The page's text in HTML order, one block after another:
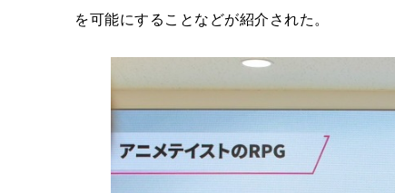
を可能にすることなどが紹介された。